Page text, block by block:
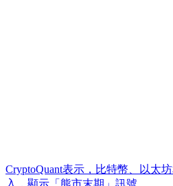
CryptoQuant表示，比特幣、以太
入，顯示「熊市末期」訊號